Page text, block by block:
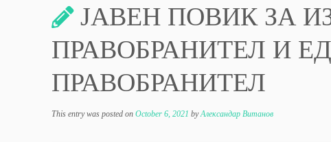
ЈАВЕН ПОВИК ЗА
ПРАВОБРАНИТЕЛ И
ПРАВОБРАНИТЕЛ
This entry was posted on October 6, 2021 byАлександар Витанов